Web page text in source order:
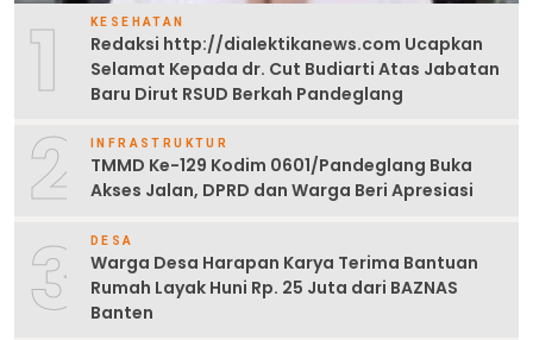
1 KESEHATAN
Redaksi http://dialektikanews.com Ucapkan
Selamat Kepada dr. Cut Budiarti Atas Jabatan
Baru Dirut RSUD Berkah Pandeglang
2 INFRASTRUKTUR
TMMD Ke-129 Kodim 0601/Pandeglang Buka
Akses Jalan, DPRD dan Warga Beri Apresiasi
3 DESA
Warga Desa Harapan Karya Terima Bantuan
Rumah Layak Huni Rp. 25 Juta dari BAZNAS
Banten